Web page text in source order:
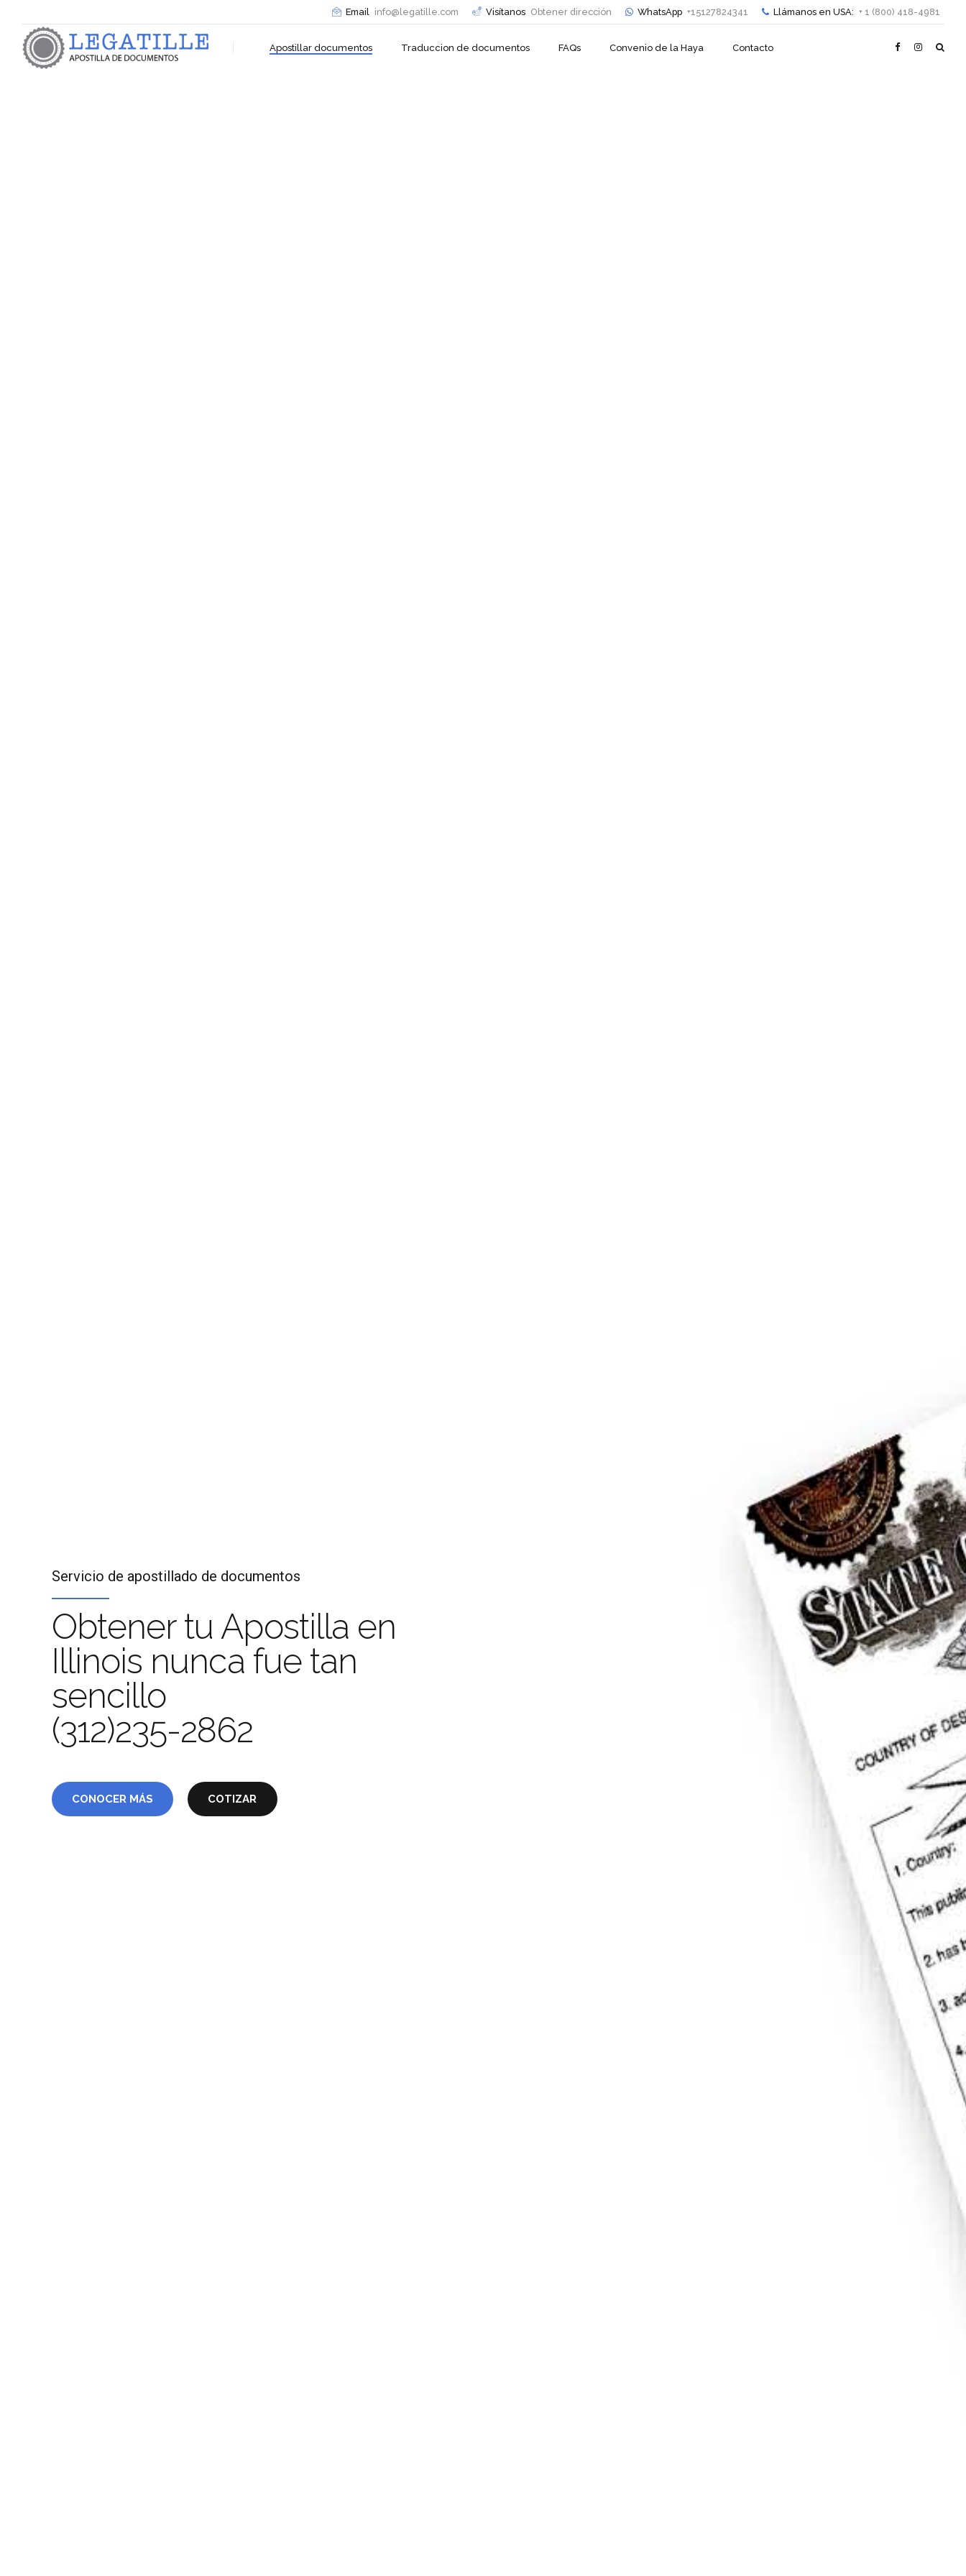
Email info@legatille.com Visítanos Obtener dirección WhatsApp +15127824341 Llámanos en USA: + 1 (800) 418-4981
Apostillar documentos Traduccion de documentos FAQs Convenio de la Haya Contacto
Apostilla de documentos en Illinois
Legalización, Traducción
Apostilla
Resolución de Divorcio
Illinois
(312)235-2862
SABER MÁS
Servicio de apostillado de documentos
Obtener tu Apostilla en
Illinois nunca fue tan
sencillo
(312)235-2862
CONOCER MÁS COTIZAR
Apostilla tienen validez en